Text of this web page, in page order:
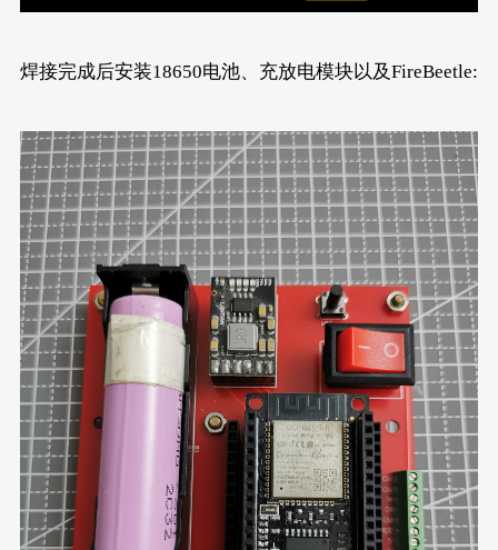
焊接完成后安装18650电池、充放电模块以及FireBeetle: